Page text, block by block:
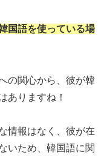
国語を使っている場
の関心から、彼が韓
ありますね！
情報はなく、彼が在
いため、韓国語に関